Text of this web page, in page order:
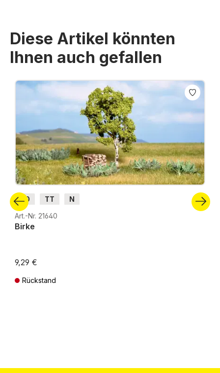
Diese Artikel könnten
Ihnen auch gefallen
Produktgalerie überspringen
H0 TT
N
Art.-Nr. 21640
Birke
9,29 €
Rückstand